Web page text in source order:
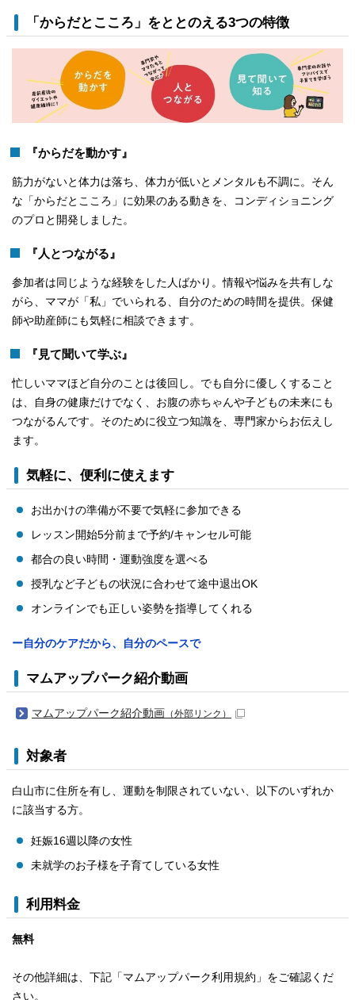
「からだとこころ」をととのえる3つの特徴
『からだを動かす』
筋力がないと体力は落ち、体力が低いとメンタルも不調に。そん
な「からだとこころ」に効果のある動きを、コンディショニング
のプロと開発しました。
『人とつながる』
参加者は同じような経験をした人ばかり。情報や悩みを共有しな
がら、ママが「私」でいられる、自分のための時間を提供。保健
師や助産師にも気軽に相談できます。
『見て聞いて学ぶ』
忙しいママほど自分のことは後回し。でも自分に優しくすること
は、自身の健康だけでなく、お腹の赤ちゃんや子どもの未来にも
つながるんです。そのために役立つ知識を、専門家からお伝えし
ます。
気軽に、便利に使えます
お出かけの準備が不要で気軽に参加できる
レッスン開始5分前まで予約/キャンセル可能
都合の良い時間・運動強度を選べる
授乳など子どもの状況に合わせて途中退出OK
オンラインでも正しい姿勢を指導してくれる
ー自分のケアだから、自分のペースで
マムアップパーク紹介動画
マムアップパーク紹介動画 （外部リンク）
対象者
白山市に住所を有し、運動を制限されていない、以下のいずれか
に該当する方。
妊娠16週以降の女性
未就学のお子様を子育てしている女性
利用料金
無料
その他詳細は、下記「マムアップパーク利用規約」をご確認くだ
さい。